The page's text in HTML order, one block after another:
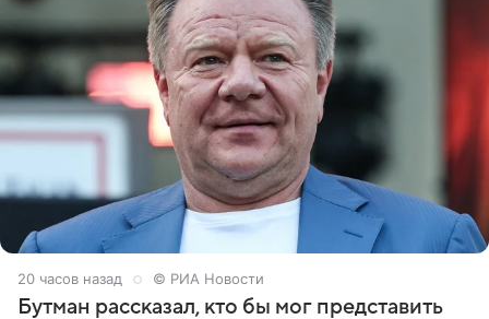
20 часов назад © РИА Новости
Бутман рассказал, кто бы мог представить